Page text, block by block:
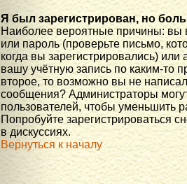
Я был зарегистрирован, но
Наиболее вероятные причины: вы
или пароль (проверьте письмо,
когда вы зарегистрировались) или
вашу учётную запись по каким-то
второе, то возможно вы не
сообщения? Администраторы
пользователей, чтобы уменьшить
Попробуйте зарегистрироваться
в дискуссиях.
Вернуться к началу